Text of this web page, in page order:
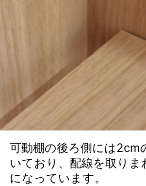
可動棚の後ろ側には2cm
いており、配線を取りま
になっています。